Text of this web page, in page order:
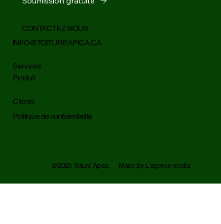
© 2025 Toiture Apica. Made by: L'agence media
CONTACTEZ NOUS
INFO@TOITUREAPICA.CA
Services
Produit
Clients
Politique de confidentialité